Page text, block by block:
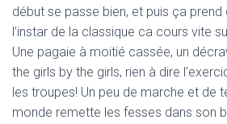
début se passe bien, et puis ça
l’instar de la classique ca cours vite
Une pagaie à moitié cassée, un
the girls by the girls, rien à dire
les troupes! Un peu de marche et de
monde remette les fesses dans son